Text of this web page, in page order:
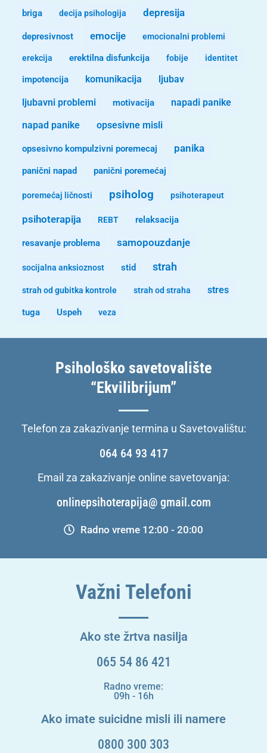
briga decija psihologija depresija
depresivnost emocije emocionalni problemi
erekcija erektilna disfunkcija fobije identitet
impotencija komunikacija ljubav
ljubavni problemi motivacija napadi panike
napad panike opsesivne misli
opsesivno kompulzivni poremecaj panika
panični napad panični poremećaj
poremećaj ličnosti psiholog psihoterapeut
psihoterapija REBT relaksacija
resavanje problema samopouzdanje
socijalna anksioznost stid strah
strah od gubitka kontrole strah od straha stres
tuga Uspeh veza
Psihološko savetovalište
“Ekvilibrijum”
Telefon za zakazivanje termina u Savetovalištu:
064 64 93 417
Email za zakazivanje online savetovanja:
onlinepsihoterapija@ gmail.com
Radno vreme 12:00 - 20:00
Važni Telefoni
Ako ste žrtva nasilja
065 54 86 421
Radno vreme:
09h - 16h
Ako imate suicidne misli ili namere
0800 300 303